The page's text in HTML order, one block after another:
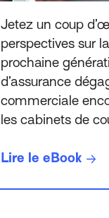
Jetez un coup
perspectives sur
prochaine
d’assurance
commerciale
les cabinets de
Lire le eBook